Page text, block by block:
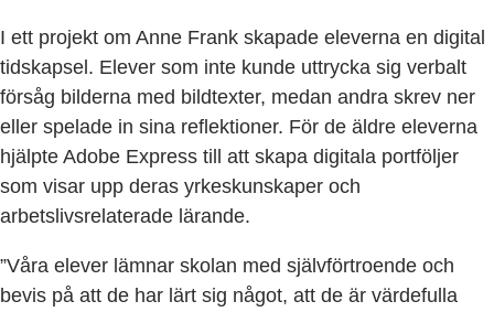
I ett projekt om Anne Frank skapade eleverna en digital
tidskapsel. Elever som inte kunde uttrycka sig verbalt
försåg bilderna med bildtexter, medan andra skrev ner
eller spelade in sina reflektioner. För de äldre eleverna
hjälpte Adobe Express till att skapa digitala portföljer
som visar upp deras yrkeskunskaper och
arbetslivsrelaterade lärande.
”Våra elever lämnar skolan med självförtroende och
bevis på att de har lärt sig något, att de är värdefulla